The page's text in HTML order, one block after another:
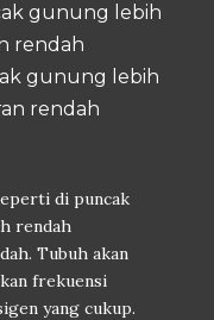
gunung lebih
rendah
gunung lebih
rendah
di puncak
rendah
Tubuh akan
frekuensi
yang cukup.